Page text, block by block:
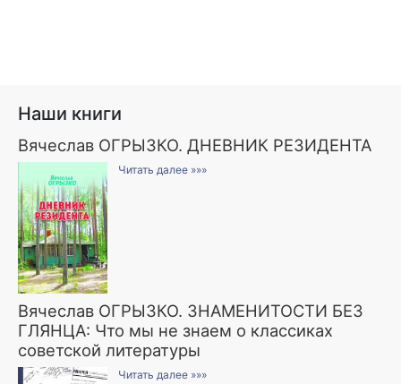
Наши книги
Вячеслав ОГРЫЗКО. ДНЕВНИК РЕЗИДЕНТА
Читать далее »»»
Вячеслав ОГРЫЗКО. ЗНАМЕНИТОСТИ БЕЗ
ГЛЯНЦА: Что мы не знаем о классиках
советской литературы
Читать далее »»»